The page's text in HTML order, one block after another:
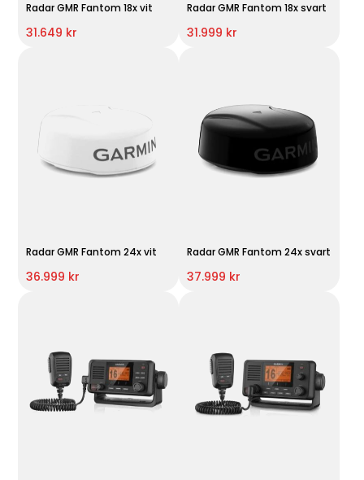
Radar GMR Fantom 18x vit
31.649 kr
Radar GMR Fantom 18x svart
31.999 kr
Radar GMR Fantom 24x vit
36.999 kr
Radar GMR Fantom 24x svart
37.999 kr